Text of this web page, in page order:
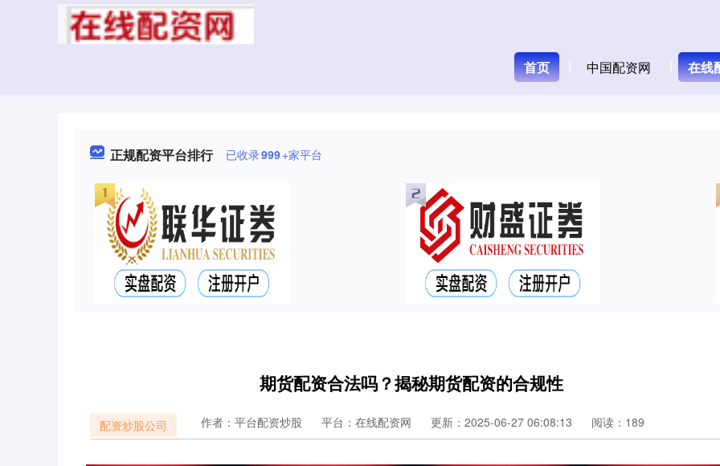
首页 中国配资网 在线
正规配资平台排行 已收录999+家平台
期货配资合法吗？揭秘期货配资的合规性
配资炒股公司 作者：平台配资炒股 平台：在线配资网 更新：2025-06-27 06:08:13 阅读：189